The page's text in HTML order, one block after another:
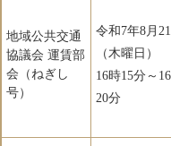
地域公共交通
協議会 運賃部
会（ねぎし
号）
令和7年8月
（木曜日）
16時15分～
20分